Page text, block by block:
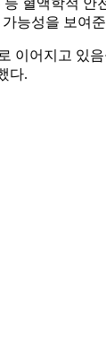
능성을 보여
이어지고 있
다.